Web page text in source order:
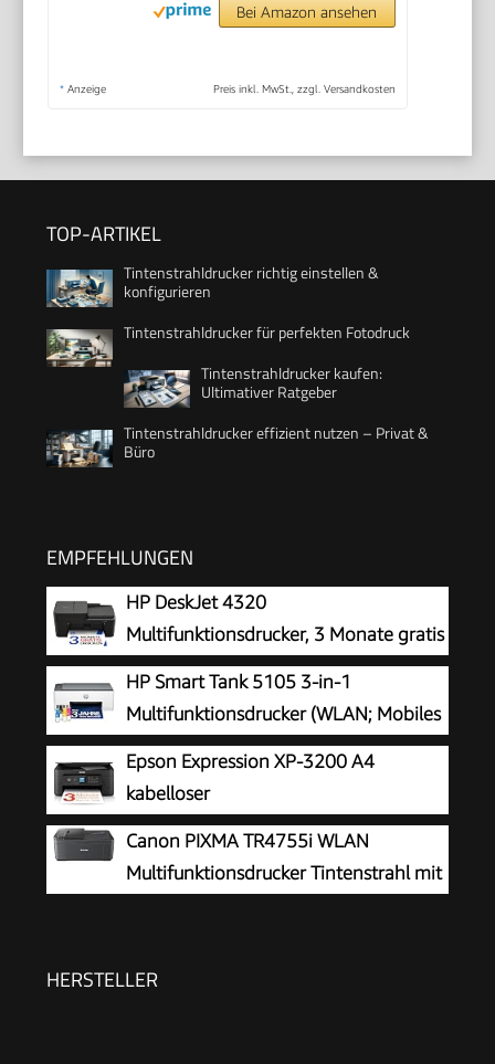
Bei Amazon ansehen
* Anzeige Preis inkl. MwSt., zzgl. Versandkosten
TOP-ARTIKEL
Tintenstrahldrucker richtig einstellen &
konfigurieren
Tintenstrahldrucker für perfekten Fotodruck
Tintenstrahldrucker kaufen:
Ultimativer Ratgeber
Tintenstrahldrucker effizient nutzen – Privat &
Büro
EMPFEHLUNGEN
HP DeskJet 4320
Multifunktionsdrucker, 3 Monate gratis
drucken Instant Ink inklusive, Drucker,
Kopierer, Scanner, WLAN, Automatischer
Vorlageneinzug, Tinte: 308/308e
HP Smart Tank 5105 3-in-1
Multifunktionsdrucker (WLAN; Mobiles
Drucken) – 3 Jahre Tinte inklusive, 3
Jahre Garantie, großer Tintentank, hohe
Reichweite, Drucken in hoher Qualität
Epson Expression XP-3200 A4
kabelloser
Multifunktionstintenstrahldrucker
Canon PIXMA TR4755i WLAN
Multifunktionsdrucker Tintenstrahl mit
HERSTELLER